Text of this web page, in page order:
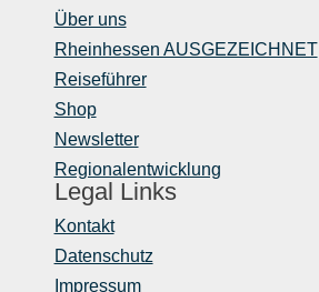
Über uns
Rheinhessen AUSGEZEICHNET
Reiseführer
Shop
Newsletter
Regionalentwicklung
Legal Links
Kontakt
Datenschutz
Impressum